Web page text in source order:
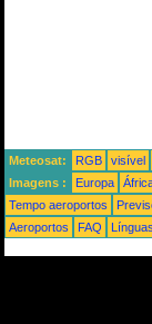
Meteosat: RGB visível
Imagens :
Europa
Tempo aeroportos
Aeroportos
FAQ Línguas